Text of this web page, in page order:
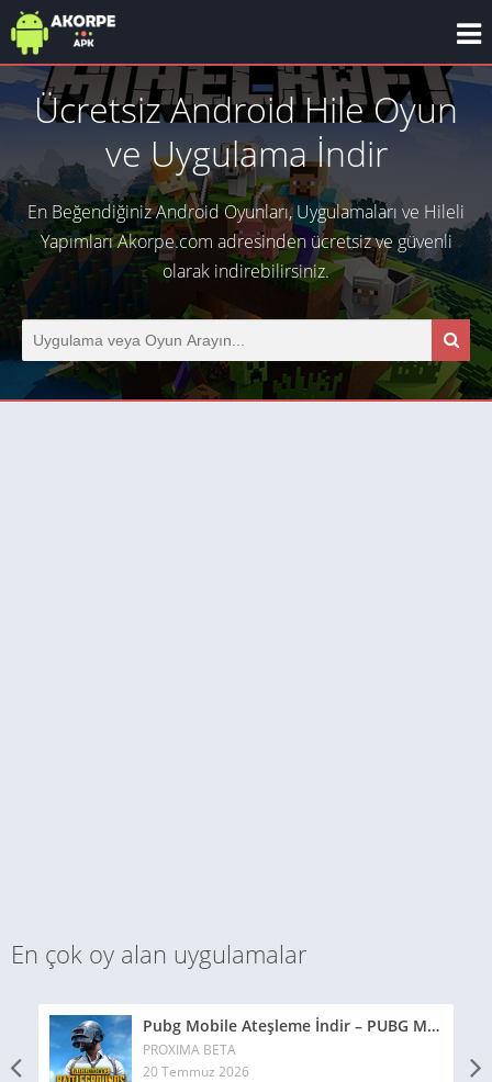
Ücretsiz Android Hile Oyun
ve Uygulama İndir
En Beğendiğiniz Android Oyunları, Uygulamaları ve Hileli
Yapımları Akorpe.com adresinden ücretsiz ve güvenli
olarak indirebilirsiniz.
En çok oy alan uygulamalar
Pubg Mobile Ateşleme İndir – PUBG MOBILE 1.5: ATEŞLEME **2026**
PROXIMA BETA
20 Temmuz 2026